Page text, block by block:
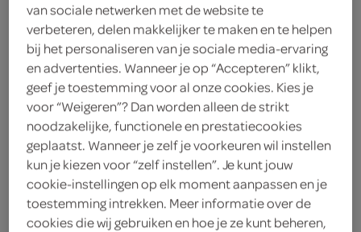
producten, maar worden wél automatisch
verwerkt in de winkelmand.
zachte fruitsnoepjes met natuurlijke smaken voor
een vrolijk zoet moment
vegan
natuurlijke kleurstoffen
natuurlijke smaakstoffen
van sociale netwerken met de website te
verbeteren, delen makkelijker te maken en te helpen
bij het personaliseren van je sociale media-ervaring
en advertenties. Wanneer je op “Accepteren” klikt,
geef je toestemming voor al onze cookies. Kies je
voor “Weigeren”? Dan worden alleen de strikt
noodzakelijke, functionele en prestatiecookies
geplaatst. Wanneer je zelf je voorkeuren wil instellen
kun je kiezen voor “zelf instellen”. Je kunt jouw
cookie-instellingen op elk moment aanpassen en je
toestemming intrekken. Meer informatie over de
cookies die wij gebruiken en hoe je ze kunt beheren,